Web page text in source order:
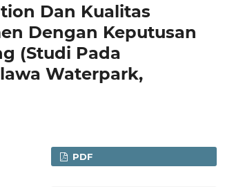
Dan Kualitas
Dengan Keputusan
(Studi Pada
Waterpark,
PDF